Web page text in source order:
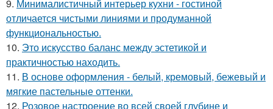
9. Минималистичный интерьер кухни - гостиной
отличается чистыми линиями и продуманной
функциональностью.
10. Это искусство баланс между эстетикой и
практичностью находить.
11. В основе оформления - белый, кремовый, бежевый и
мягкие пастельные оттенки.
12. Розовое настроение во всей своей глубине и